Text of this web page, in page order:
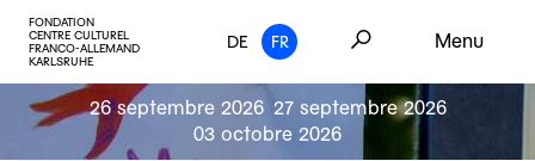
FONDATION
CENTRE CULTUREL
FRANCO-ALLEMAND
KARLSRUHE
DE FR Menu
26 septembre 2026 27 septembre 2026
03 octobre 2026